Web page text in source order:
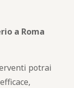
a Roma
potrai